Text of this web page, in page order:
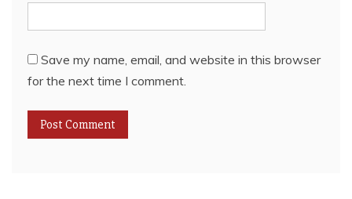
Save my name, email, and website in this browser
for the next time I comment.